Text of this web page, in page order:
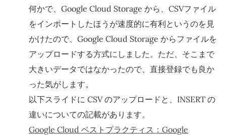
何かで、Google Cloud Storage から、CSVファイル
をインポートしたほうが速度的に有利というのを見
かけたので、Google Cloud Storage からファイルを
アップロードする方式にしました。ただ、そこまで
大きいデータではなかったので、直接登録でも良か
った気がします。
以下スライドに CSV のアップロードと、INSERT の
違いについての記載があります。
Google Cloud ベストプラクティス：Google